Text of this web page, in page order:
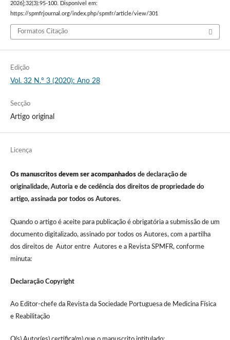
2026];32(3):95-100. Disponível em:
https://spmfrjournal.org/index.php/spmfr/article/view/301
Formatos Citação
Edição
Vol. 32 N.º 3 (2020): Ano 28
Secção
Artigo original
Licença
Os manuscritos devem ser acompanhadosde declaração de
originalidade, Autoria e de cedência dos direitos de propriedade do
artigo, assinada por todos os Autores.
Quando o artigo é aceite para publicação é obrigatória a submissão de um
documento digitalizado, assinado por todos os Autores, com a partilha
dos direitos de Autor entre Autores e a Revista SPMFR, conforme
minuta:
Declaração Copyright
Ao Editor-chefe da Revista da Sociedade Portuguesa de Medicina Física
e Reabilitação